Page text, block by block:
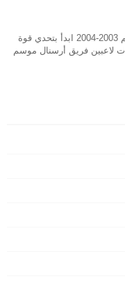
اختبار معرفة جنسيات لاعبين فريق أرسنال موسم 2003-2004 ابدأ بتحدي قوة
لاعبين فريق أرسنال موسم